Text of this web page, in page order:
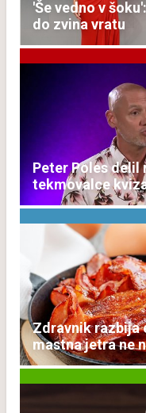
'Še vedno v
do zvina vratu
Peter Poles delil
tekmovalce
Zdravnik razbija
mastna jetra ne
temveč zaradi